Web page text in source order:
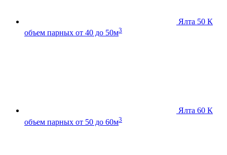
Ялта 50 К
объем парных от 40 до 50м3
Ялта 60 К
объем парных от 50 до 60м3